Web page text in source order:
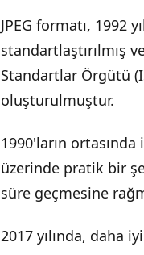
JPEG formatı, 1992
standartlaştırılmış
Standartlar Örgütü
oluşturulmuştur.
1990'ların ortasında
üzerinde pratik bir
süre geçmesine
2017 yılında, daha